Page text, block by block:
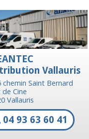
Vallauris
chemin Saint Bernard
de Cine
Vallauris
04 93 63 60 41